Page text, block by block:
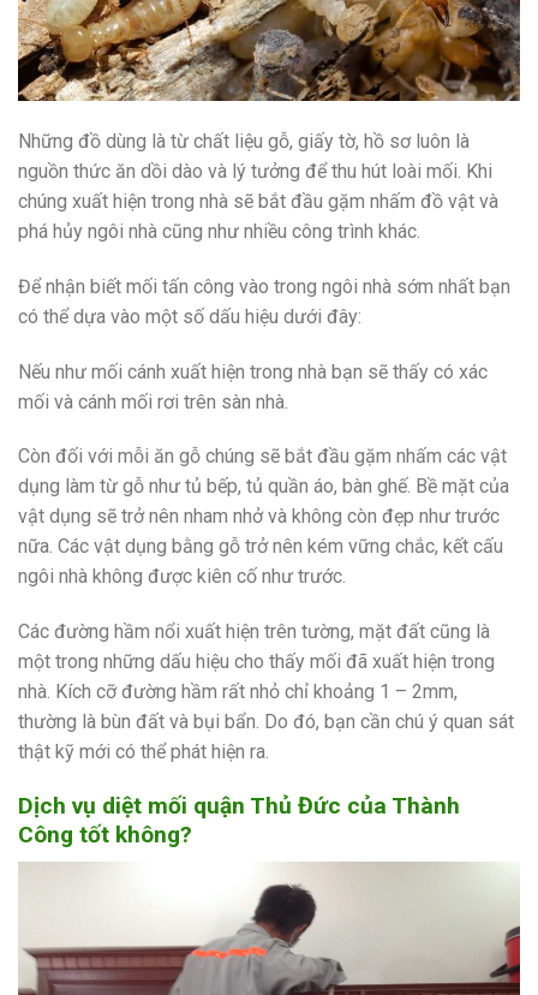
Những đồ dùng là từ chất liệu gỗ, giấy tờ, hồ sơ luôn là
nguồn thức ăn dồi dào và lý tưởng để thu hút loài mối. Khi
chúng xuất hiện trong nhà sẽ bắt đầu gặm nhấm đồ vật và
phá hủy ngôi nhà cũng như nhiều công trình khác.
Để nhận biết mối tấn công vào trong ngôi nhà sớm nhất bạn
có thể dựa vào một số dấu hiệu dưới đây:
Nếu như mối cánh xuất hiện trong nhà bạn sẽ thấy có xác
mối và cánh mối rơi trên sàn nhà.
Còn đối với mỗi ăn gỗ chúng sẽ bắt đầu gặm nhấm các vật
dụng làm từ gỗ như tủ bếp, tủ quần áo, bàn ghế. Bề mặt của
vật dụng sẽ trở nên nham nhở và không còn đẹp như trước
nữa. Các vật dụng bằng gỗ trở nên kém vững chắc, kết cấu
ngôi nhà không được kiên cố như trước.
Các đường hầm nổi xuất hiện trên tường, mặt đất cũng là
một trong những dấu hiệu cho thấy mối đã xuất hiện trong
nhà. Kích cỡ đường hầm rất nhỏ chỉ khoảng 1 – 2mm,
thường là bùn đất và bụi bẩn. Do đó, bạn cần chú ý quan sát
thật kỹ mới có thể phát hiện ra.
Dịch vụ diệt mối quận Thủ Đức của Thành
Công tốt không?